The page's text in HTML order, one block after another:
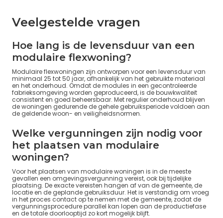
Veelgestelde vragen
Hoe lang is de levensduur van een
modulaire flexwoning?
Modulaire flexwoningen zijn ontworpen voor een levensduur van
minimaal 25 tot 50 jaar, afhankelijk van het gebruikte materiaal
en het onderhoud. Omdat de modules in een gecontroleerde
fabrieksomgeving worden geproduceerd, is de bouwkwaliteit
consistent en goed beheersbaar. Met regulier onderhoud blijven
de woningen gedurende de gehele gebruiksperiode voldoen aan
de geldende woon- en veiligheidsnormen.
Welke vergunningen zijn nodig voor
het plaatsen van modulaire
woningen?
Voor het plaatsen van modulaire woningen is in de meeste
gevallen een omgevingsvergunning vereist, ook bij tijdelijke
plaatsing. De exacte vereisten hangen af van de gemeente, de
locatie en de geplande gebruiksduur. Het is verstandig om vroeg
in het proces contact op te nemen met de gemeente, zodat de
vergunningsprocedure parallel kan lopen aan de productiefase
en de totale doorlooptijd zo kort mogelijk blijft.